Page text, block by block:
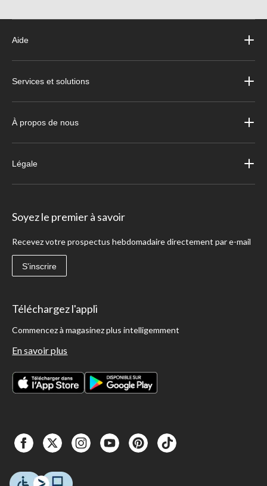
Aide
Services et solutions
À propos de nous
Légale
Soyez le premier à savoir
Recevez votre prospectus hebdomadaire directement par e-mail
S'inscrire
Téléchargez l'appli
Commencez à magasinez plus intelligemment
En savoir plus